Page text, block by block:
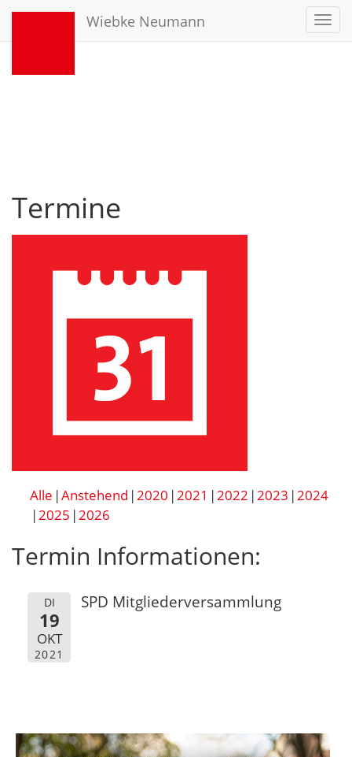
Wiebke Neumann
Termine
Alle Anstehend 2020 2021 2022 2023 2024
2025 2026
Termin Informationen:
DI
19
OKT
2021
SPD Mitgliederversammlung